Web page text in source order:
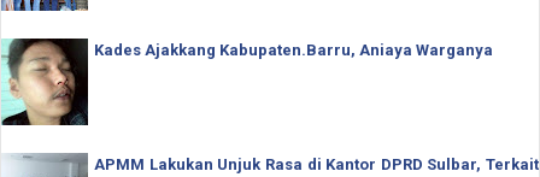
Kades Ajakkang Kabupaten.Barru, Aniaya Warganya
APMM Lakukan Unjuk Rasa di Kantor DPRD Sulbar, Terkait